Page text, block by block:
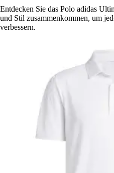
Entdecken Sie das Polo adidas
und Stil zusammenkommen, um
verbessern.